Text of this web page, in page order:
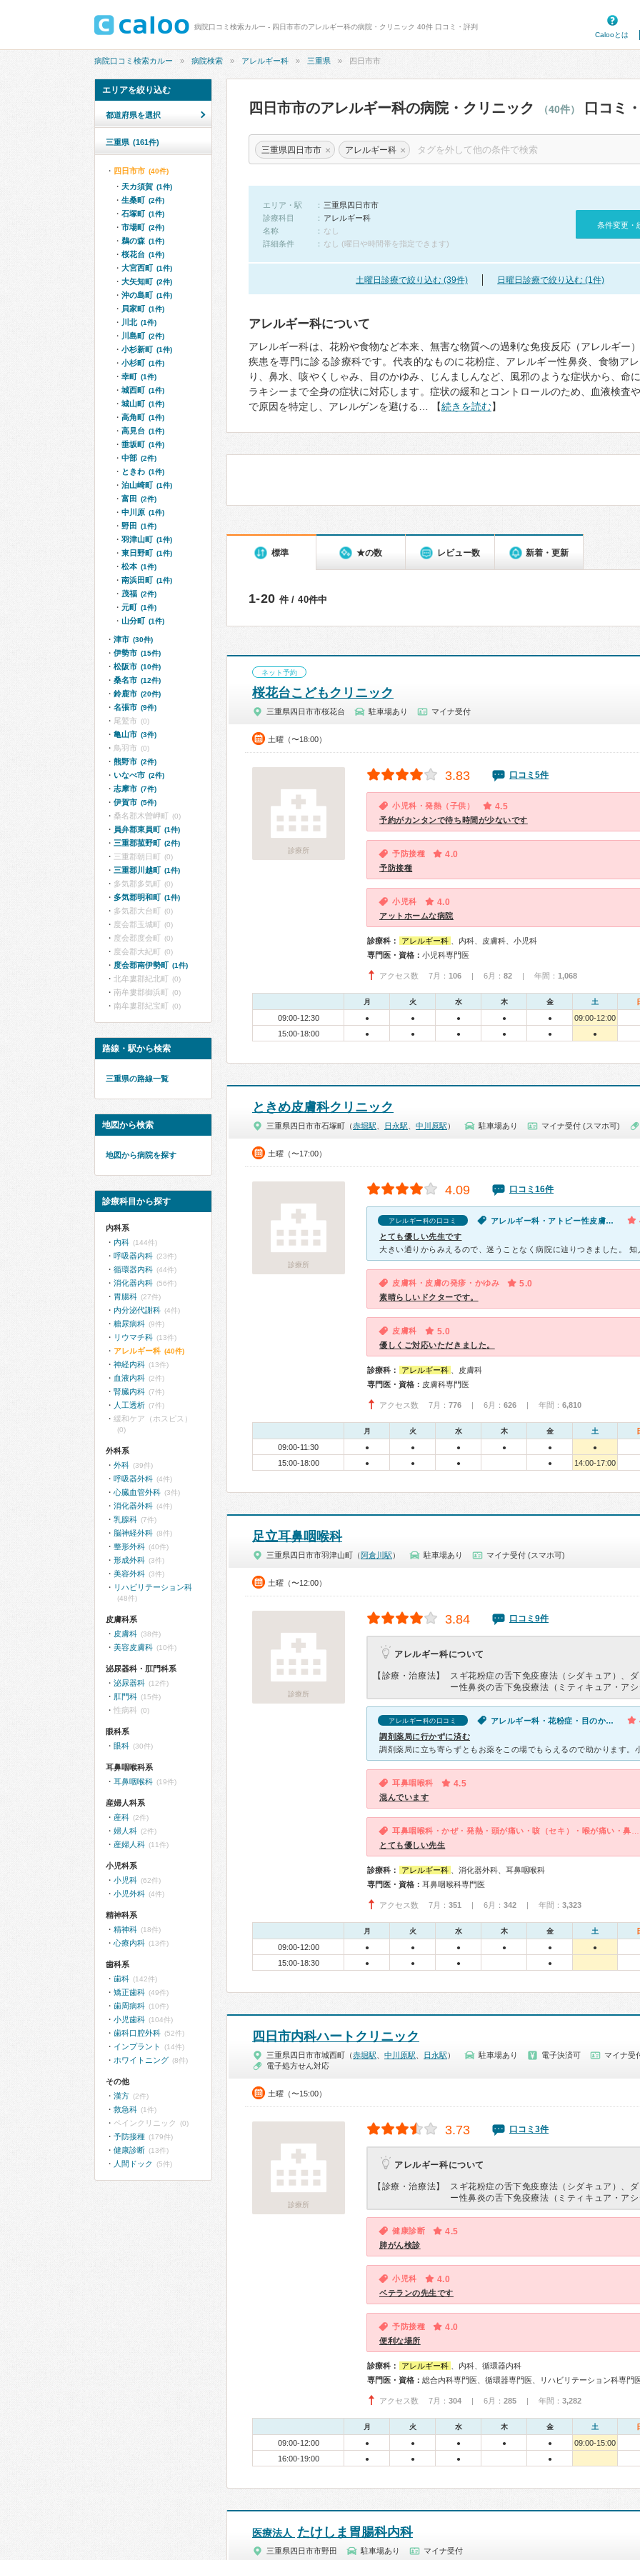
病院口コミ検索カルー - 四日市市のアレルギー科の病院・クリニック 40件 口コミ・評判
Calooとは
病院口コミ検索カルー 病院検索 アレルギー科 三重県 四日市市
四日市市のアレルギー科の病院・クリニック （40件） 口コミ
三重県四日市市 × アレルギー科 ×
エリア・駅
三重県四日市市
診療科目
アレルギー科
名称
なし
詳細条件
なし (曜日や時間帯を指定できます)
条件変更・
土曜日診療で絞り込む (39件) 日曜日診療で絞り込む (1件)
アレルギー科について
アレルギー科は、花粉や食物など本来、無害な物質への過剰な免疫反応（アレルギー
疾患を専門に診る診療科です。代表的なものに花粉症、アレルギー性鼻炎、食物ア
り、鼻水、咳やくしゃみ、目のかゆみ、じんましんなど、風邪のような症状から、命
ラキシーまで全身の症状に対応します。症状の緩和とコントロールのため、血液検査
で原因を特定し、アレルゲンを避ける… 【続きを読む】
標準 ★の数 レビュー数 新着・更新
1-20 件 / 40件中
ネット予約
桜花台こどもクリニック
三重県四日市市桜花台 駐車場あり マイナ受付
土曜（〜18:00）
診療所
3.83 口コミ5件
小児科・発熱（子供） 4.5
予約がカンタンで待ち時間が少ないです
予防接種 4.0
予防接種
小児科 4.0
アットホームな病院
診療科： アレルギー科
、内科、皮膚科、小児科
専門医・資格： 小児科専門医
アクセス数 7月： 106 | 6月： 82 | 年間： 1,068
月 火 水 木 金 土
09:00-12:30 ● ● ● ● ●
09:00-12:00
15:00-18:00
● ● ● ● ● ●
ときめ皮膚科クリニック
三重県四日市市石塚町（赤堀駅 日永駅 中川原駅 ） 駐車場あり マイナ受付 (スマホ可)
土曜（〜17:00）
診療所
4.09 口コミ16件
アレルギー科の口コミ アレルギー科・アトピー性皮膚炎・皮膚の発疹・かゆみ
とても優しい先生です
皮膚科・皮膚の発疹・かゆみ 5.0
素晴らしいドクターです。
皮膚科 5.0
優しくご対応いただきました。
診療科： アレルギー科
、皮膚科
専門医・資格： 皮膚科専門医
アクセス数 7月： 776 | 6月： 626 | 年間： 6,810
月 火 水 木 金 土
09:00-11:30 ● ● ● ● ● ●
15:00-18:00 ● ● ● ● 14:00-17:00
足立耳鼻咽喉科
三重県四日市市羽津山町（阿倉川駅 ） 駐車場あり マイナ受付 (スマホ可)
土曜（〜12:00）
診療所
3.84 口コミ9件
アレルギー科について
【診療・治療法】
スギ花粉症の舌下免疫療法（シダキュア）、
ー性鼻炎の舌下免疫療法（ミティキュア・ア
アレルギー科の口コミ アレルギー科・花粉症・目のかゆみ
調剤薬局に行かずに済む
耳鼻咽喉科 4.5
混んでいます
とても優しい先生
診療科： アレルギー科
、消化器外科、耳鼻咽喉科
専門医・資格： 耳鼻咽喉科専門医
アクセス数 7月： 351 | 6月： 342 | 年間： 3,323
月 火 水 木 金 土
09:00-12:00 ● ● ● ● ● ●
15:00-18:30 ● ● ● ●
四日市内科ハートクリニック
三重県四日市市城西町（赤堀駅 中川原駅 日永駅 ） 駐車場あり 電子決済可
マイナ受
電子処方せん対応
土曜（〜15:00）
診療所
3.73 口コミ3件
アレルギー科について
【診療・治療法】
スギ花粉症の舌下免疫療法（シダキュア）、
ー性鼻炎の舌下免疫療法（ミティキュア・ア
健康診断 4.5
肺がん検診
小児科 4.0
ベテランの先生です
予防接種 4.0
便利な場所
診療科： アレルギー科
、内科、循環器内科
専門医・資格： 総合内科専門医、循環器専門医、リハビリテーション科専門
アクセス数 7月： 304 | 6月： 285 | 年間： 3,282
月 火 水 木 金 土
09:00-12:00 ● ● ● ● ●
09:00-15:00
16:00-19:00
● ● ● ●
医療法人 たけしま胃腸科内科
三重県四日市市野田 駐車場あり マイナ受付
エリアを絞り込む
都道府県を選択
三重県 (161件)
四日市市 (40件)
天カ須賀 (1件)
生桑町 (2件)
石塚町 (1件)
市場町 (2件)
鵜の森 (1件)
桜花台 (1件)
大宮西町 (1件)
大矢知町 (2件)
沖の島町 (1件)
貝家町 (1件)
川北 (1件)
川島町 (2件)
小杉新町 (1件)
小杉町 (1件)
幸町 (1件)
城西町 (1件)
城山町 (1件)
高角町 (1件)
高見台 (1件)
垂坂町 (1件)
中部 (2件)
ときわ (1件)
泊山崎町 (1件)
富田 (2件)
中川原 (1件)
野田 (1件)
羽津山町 (1件)
東日野町 (1件)
松本 (1件)
南浜田町 (1件)
茂福 (2件)
元町 (1件)
山分町 (1件)
津市 (30件)
伊勢市 (15件)
松阪市 (10件)
桑名市 (12件)
鈴鹿市 (20件)
名張市 (9件)
尾鷲市 (0)
亀山市 (3件)
鳥羽市 (0)
熊野市 (2件)
いなべ市 (2件)
志摩市 (7件)
伊賀市 (5件)
桑名郡木曽岬町 (0)
員弁郡東員町 (1件)
三重郡菰野町 (2件)
三重郡朝日町 (0)
三重郡川越町 (1件)
多気郡多気町 (0)
多気郡明和町 (1件)
多気郡大台町 (0)
度会郡玉城町 (0)
度会郡度会町 (0)
度会郡大紀町 (0)
度会郡南伊勢町 (1件)
北牟婁郡紀北町 (0)
南牟婁郡御浜町 (0)
南牟婁郡紀宝町 (0)
路線・駅から検索
三重県の路線一覧
地図から検索
地図から病院を探す
診療科目から探す
内科系
内科 (144件)
呼吸器内科 (23件)
循環器内科 (44件)
消化器内科 (56件)
胃腸科 (27件)
内分泌代謝科 (4件)
糖尿病科 (9件)
リウマチ科 (13件)
アレルギー科 (40件)
神経内科 (13件)
血液内科 (2件)
腎臓内科 (7件)
人工透析 (7件)
緩和ケア（ホスピス）
(0)
外科系
外科 (39件)
呼吸器外科 (4件)
心臓血管外科 (3件)
消化器外科 (4件)
乳腺科 (7件)
脳神経外科 (8件)
整形外科 (40件)
形成外科 (3件)
美容外科 (3件)
リハビリテーション科
(48件)
皮膚科系
皮膚科 (38件)
美容皮膚科 (10件)
泌尿器科・肛門科系
泌尿器科 (12件)
肛門科 (15件)
性病科 (0)
眼科系
眼科 (30件)
耳鼻咽喉科系
耳鼻咽喉科 (19件)
産婦人科系
産科 (2件)
婦人科 (2件)
産婦人科 (11件)
小児科系
小児科 (62件)
小児外科 (4件)
精神科系
精神科 (18件)
心療内科 (13件)
歯科系
歯科 (142件)
矯正歯科 (49件)
歯周病科 (10件)
小児歯科 (104件)
歯科口腔外科 (52件)
インプラント (14件)
ホワイトニング (8件)
その他
漢方 (2件)
救急科 (1件)
ペインクリニック (0)
予防接種 (179件)
健康診断 (13件)
人間ドック (5件)